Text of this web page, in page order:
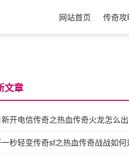
网站首页 传奇攻
文章
开电信传奇之热血传奇火龙怎么出
秒轻变传奇sf之热血传奇战战如